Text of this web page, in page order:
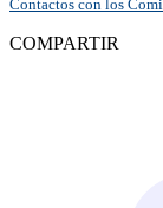
Contactos con los
COMPARTIR